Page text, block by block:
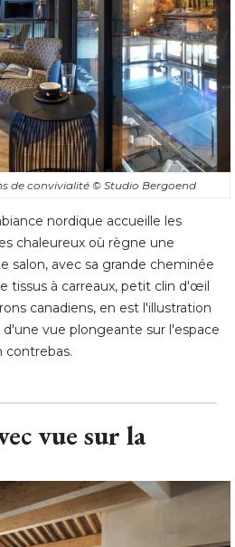
de convivialité © Studio Bergoend
nordique accueille les
chaleureux où règne une
salon, avec sa grande cheminée
tissus à carreaux, petit clin d'œil
canadiens, en est l'illustration
vue plongeante sur l'espace
contrebas.
vue sur la